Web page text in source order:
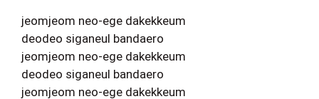
jeomjeom neo-ege dakekkeum
deodeo siganeul bandaero
jeomjeom neo-ege dakekkeum
deodeo siganeul bandaero
jeomjeom neo-ege dakekkeum